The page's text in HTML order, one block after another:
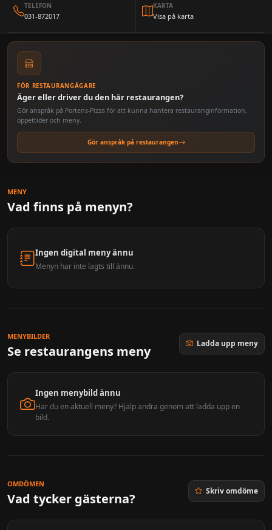
TELEFON
031-872017
KARTA
Visa på karta
FÖR RESTAURANGÄGARE
Äger eller driver du den här restaurangen?
Gör anspråk på Portens-Pizza för att kunna hantera restauranginformation,
öppettider och meny.
Gör anspråk på restaurangen
MENY
Vad finns på menyn?
Ingen digital meny ännu
Menyn har inte lagts till ännu.
MENYBILDER
Se restaurangens meny Ladda upp meny
Ingen menybild ännu
Har du en aktuell meny? Hjälp andra genom att ladda upp en
bild.
OMDÖMEN
Vad tycker gästerna? Skriv omdöme